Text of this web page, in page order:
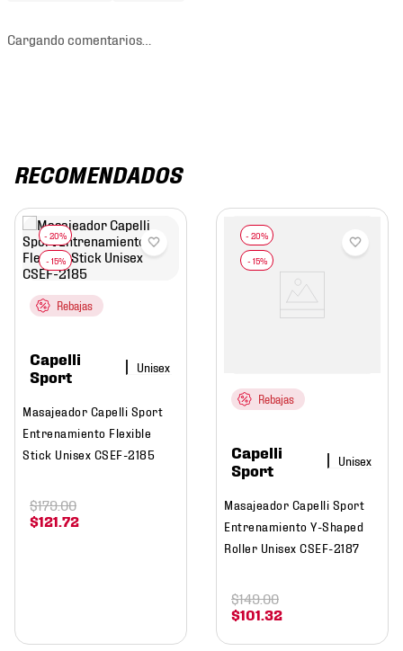
Cargando comentarios…
RECOMENDADOS
Rebajas
Capelli
Sport
Masajeador Capelli Sport
Entrenamiento Flexible
Stick Unisex CSEF-2185
$121.72
$179.00
Rebajas
Capelli
Sport
Masajeador Capelli Sport
Entrenamiento Y-Shaped
Roller Unisex CSEF-2187
$101.32
$149.00